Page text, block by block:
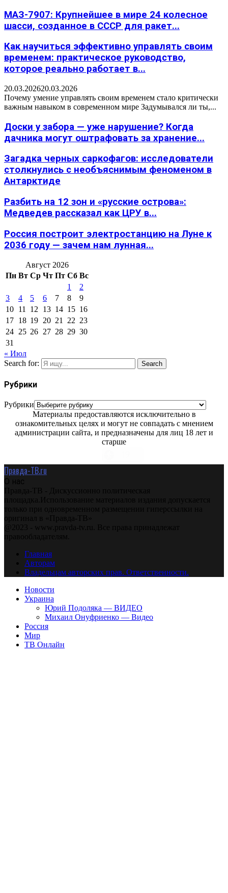
МАЗ-7907: Крупнейшее в мире 24 колесное
шасси, созданное в СССР для ракет...
Как научиться эффективно управлять своим
временем: практическое руководство,
которое реально работает в...
20.03.202620.03.2026
Почему умение управлять своим временем стало критически
важным навыком в современном мире Задумывался ли ты,...
Доски у забора — уже нарушение? Когда
дачника могут оштрафовать за хранение...
Загадка черных саркофагов: исследователи
столкнулись с необъяснимым феноменом в
Антарктиде
Разбить на 12 зон и «русские острова»:
Медведев рассказал как ЦРУ в...
Россия построит электростанцию на Луне к
2036 году — зачем нам лунная...
Август 2026
Пн Вт Ср Чт Пт Сб Вс
1
2
3
4 5 6 7 8
9
10 11 12 13 14 15 16
17 18 19 20 21 22 23
24 25 26 27 28 29 30
31
« Июл
Search for:
Search
Рубрики
Рубрики
Материалы предоставляются исключительно в
ознакомительных целях и могут не совпадать с мнением
администрации сайта, и предназначены для лиц 18 лет и
старше
Правда-ТВ.ru
О нас
Правда-ТВ - Дискуссионно политическая
площадка.Использование материалов издания допускается
только при одновременном размещении гиперссылки на
оригинал в «Правда-ТВ»
@2023 - www.pravda-tv.ru. Все права принадлежат
правообладателям.
Главная
Авторам
Владельцам авторских прав. Ответственности.
Новости
Украина
Юрий Подоляка — ВИДЕО
Михаил Онуфриенко — Видео
Россия
Мир
ТВ Онлайн